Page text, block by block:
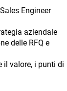
Engineer
aziendale
delle RFQ e
il valore, i punti di